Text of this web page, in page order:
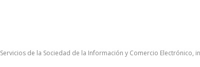
de la Sociedad de la Información y Comercio Electrónico,